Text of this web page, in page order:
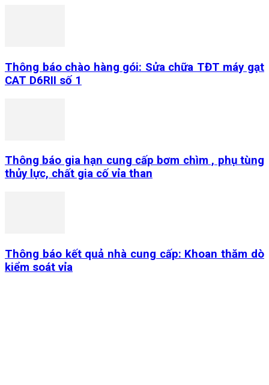
Thông báo chào hàng gói: Sửa chữa TĐT máy gạt
CAT D6RII số 1
Thông báo gia hạn cung cấp bơm chìm , phụ tùng
thủy lực, chất gia cố vỉa than
Thông báo kết quả nhà cung cấp: Khoan thăm dò
kiểm soát vỉa